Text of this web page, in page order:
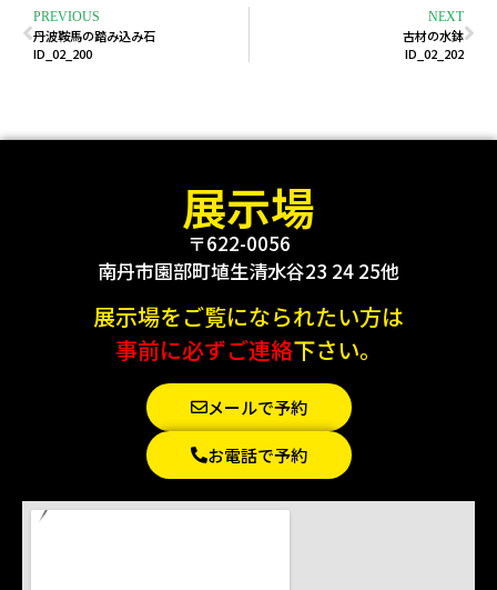
PREVIOUS
丹波鞍馬の踏み込み石
ID_02_200
NEXT
古材の水鉢
ID_02_202
展示場
〒622-0056
南丹市園部町埴生清水谷23 24 25他
展示場をご覧になられたい方は
事前に必ずご連絡下さい。
メールで予約
お電話で予約